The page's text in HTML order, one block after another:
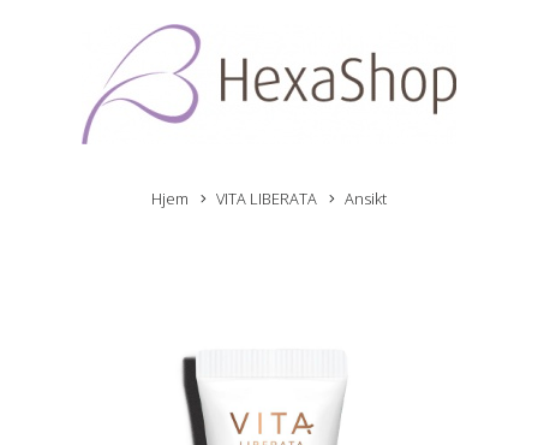
Hjem VITA LIBERATA Ansikt